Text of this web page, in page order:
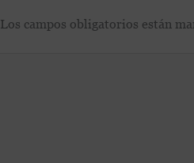
Los campos obligatorios están